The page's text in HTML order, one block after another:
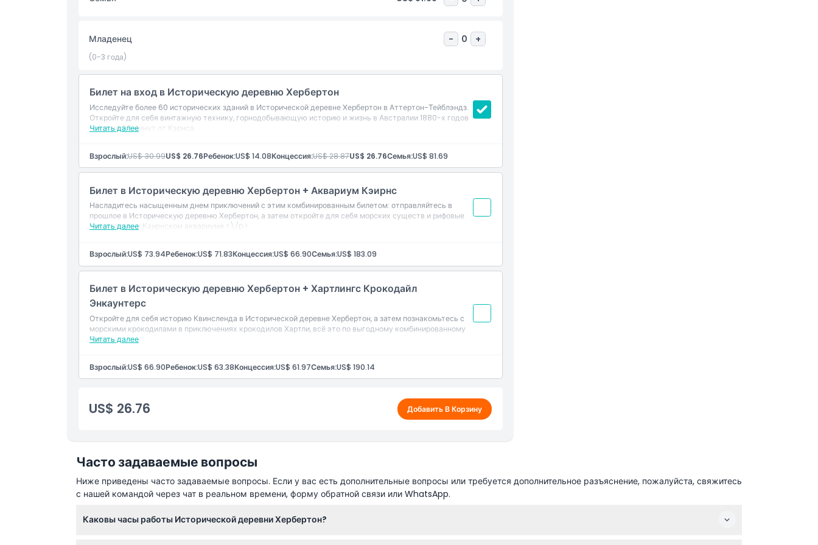
Вещи, которые нужно знать
Местоположение
Как добраться туда
Как воспользоваться
Политика отмены
Младенец - 0 +
(0-3 года)
Билет на вход в Историческую деревню Хербертон
Исследуйте более 60 исторических зданий в Исторической деревне Хербертон в Аттертон-Тейблэндз.
Откройте для себя винтажную технику, горнодобывающую историю и жизнь в Австралии 1880-х годов
всего за 90 минут от Кэрнса.
Читать далее
Взрослый:US$ 30.99US$ 26.76Ребенок:US$ 14.08Концессия:US$ 28.87US$ 26.76Семья:US$ 81.69
Билет в Историческую деревню Хербертон + Аквариум Кэирнс
Насладитесь насыщенным днем приключений с этим комбинированным билетом: отправляйтесь в
прошлое в Историческую деревню Хербертон, а затем откройте для себя морских существ и рифовые
экосистемы в Каирнском аквариуме.<\/p>
Читать далее
Взрослый:US$ 73.94Ребенок:US$ 71.83Концессия:US$ 66.90Семья:US$ 183.09
Билет в Историческую деревню Хербертон + Хартлингс Крокодайл
Энкаунтерс
Откройте для себя историю Квинсленда в Исторической деревне Хербертон, а затем познакомьтесь с
морскими крокодилами в приключениях крокодилов Хартли, всё это по выгодному комбинированному
билету.
Читать далее
Взрослый:US$ 66.90Ребенок:US$ 63.38Концессия:US$ 61.97Семья:US$ 190.14
US$ 26.76 Добавить В Корзину
Часто задаваемые вопросы
Ниже приведены часто задаваемые вопросы. Если у вас есть дополнительные вопросы или требуется дополнительное разъяснение, пожалуйста, свяжитесь
с нашей командой через чат в реальном времени, форму обратной связи или WhatsApp.
Каковы часы работы Исторической деревни Хербертон?